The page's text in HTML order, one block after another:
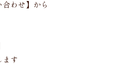
わせ】から
ます